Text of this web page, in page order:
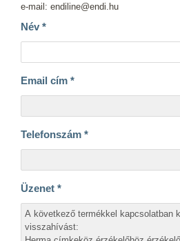
e-mail: endiline@endi.hu
Név *
Email cím *
Telefonszám *
Üzenet *